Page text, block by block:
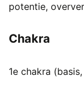
potentie,
Chakra
1e chakra